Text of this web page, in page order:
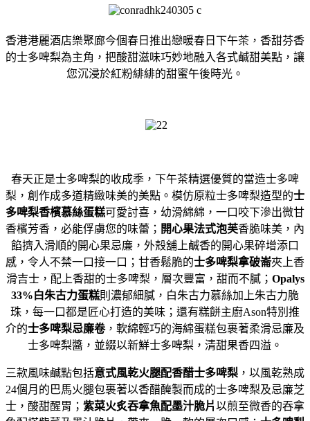
香港港麗酒店樂聚廊今個春日推出戀暖春日下午茶，香甜芬香
的士多啤梨為主角，把酸甜滋味巧妙地融入各式鹹甜美點，讓
您沉浸於紅粉緋緋的甜蜜午後時光。
春天正是士多啤梨的收成季，下午茶精選優質的當造士多啤
梨，創作成多道精緻味美的美點。模仿原粒士多啤梨造型的士
多啤梨香檳慕絲蛋糕可愛討喜，幼滑綿綿，一口咬下滲出微甘
香檳芳香，必能俘虜您的味蕾； 開心果法式泡芙香脆味美，內
餡擠入滑順的開心果忌廉，外殼舖上鹹香的開心果碎增添口
感，令人不禁一口接一口；甘香鬆脆的士多啤梨拿破崙夾上香
滑吉士，配上香甜的士多啤梨，層次豐富，甜而不膩； Opalys
33%白朱古力蛋糕則濃郁細膩，白朱古力慕絲加上朱古力脆
珠，每一口都是匠心打造的美味；還有糕餅主廚Ason特別推
介的士多啤梨忌廉卷，軟綿輕巧的海綿蛋糕包裹著柔滑忌廉及
士多啤梨醬，並綴以新鮮士多啤梨，清甜果香四溢。
三款風味鹹點包括意式風乾火腿配香醋士多啤梨 ，以風乾熟成
24個月的巴馬火腿包裹著以香醋醃製而成的士多啤梨及忌廉芝
士，酸甜醒胃； 紫菜火炙吞拿魚配墨汁脆片以煎至微香的吞拿